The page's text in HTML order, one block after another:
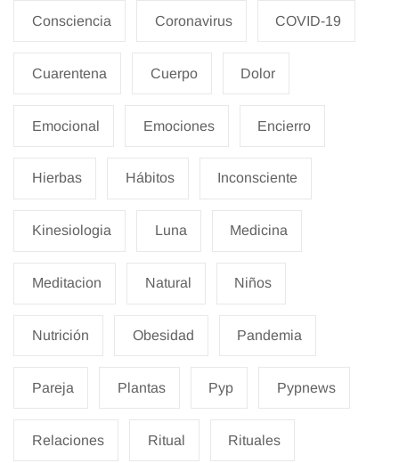
Consciencia Coronavirus COVID-19
Cuarentena Cuerpo Dolor
Emocional Emociones Encierro
Hierbas Hábitos Inconsciente
Kinesiologia Luna Medicina
Meditacion Natural Niños
Nutrición Obesidad Pandemia
Pareja Plantas Pyp Pypnews
Relaciones Ritual Rituales